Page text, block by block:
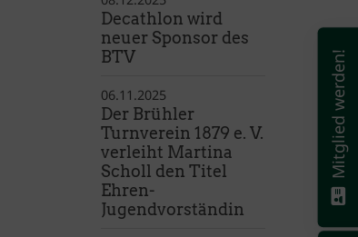
Decathlon wird
neuer Sponsor des
BTV
06.11.2025
Der Brühler
Turnverein 1879 e. V.
verleiht Martina
Scholl den Titel
Ehren-
Jugendvorständin
Mitglied werden!